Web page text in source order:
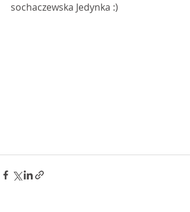
sochaczewska Jedynka :)